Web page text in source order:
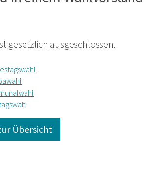
gesetzlich ausgeschlossen.
Übersicht